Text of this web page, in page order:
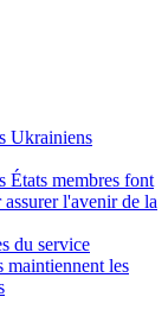
Ukrainiens
États membres font
l'avenir de la
du service
maintiennent les